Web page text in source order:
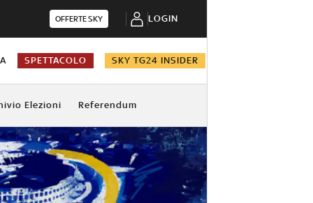
OFFERTE SKY LOGIN
SPETTACOLO SKY TG24 INSIDER
Elezioni Referendum